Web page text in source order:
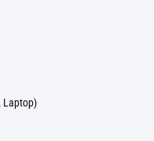
Laptop)